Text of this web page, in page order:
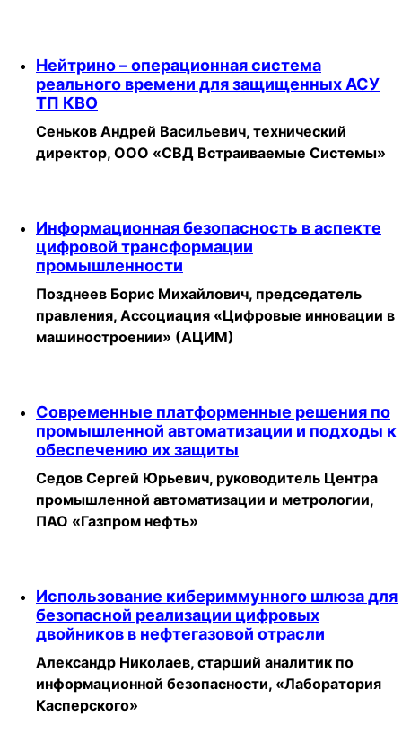
Нейтрино – операционная система
реального времени для защищенных АСУ
ТП КВО
Сеньков Андрей Васильевич, технический
директор, ООО «СВД Встраиваемые Системы»
Информационная безопасность в аспекте
цифровой трансформации
промышленности
Позднеев Борис Михайлович, председатель
правления, Ассоциация «Цифровые инновации в
машиностроении» (АЦИМ)
Современные платформенные решения по
промышленной автоматизации и подходы к
обеспечению их защиты
Седов Сергей Юрьевич, руководитель Центра
промышленной автоматизации и метрологии,
ПАО «Газпром нефть»
Использование кибериммунного шлюза для
безопасной реализации цифровых
двойников в нефтегазовой отрасли
Александр Николаев, старший аналитик по
информационной безопасности, «Лаборатория
Касперского»